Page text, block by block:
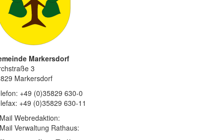
Markersdorf
3
Markersdorf
+49 (0)35829 630-0
+49 (0)35829 630-11
Webredaktion:
Verwaltung Rathaus: